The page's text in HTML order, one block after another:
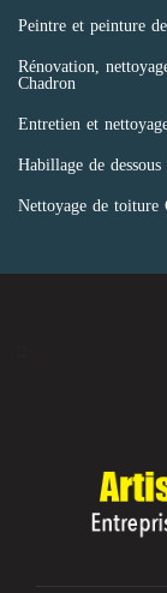
Peintre et peinture
Rénovation,
Chadron
Entretien et
Habillage de
Nettoyage de toiture